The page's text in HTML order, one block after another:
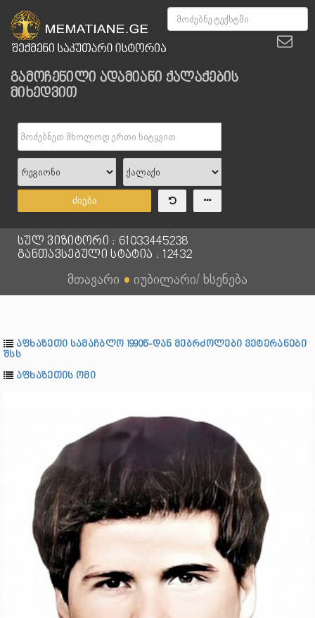
გამოჩენილი ადამიანი ქალაქების
მიხედვით
ძიება
სულ ვიზიტორი : 61033445238
განთავსებული სტატია : 12432
მთავარი ● იუბილარი/ ხსენება
აფხაზეთი სამაჩბლო 1990წ-დან მებრძოლები ვეტერანები
შსს
აფხაზეთის ომი